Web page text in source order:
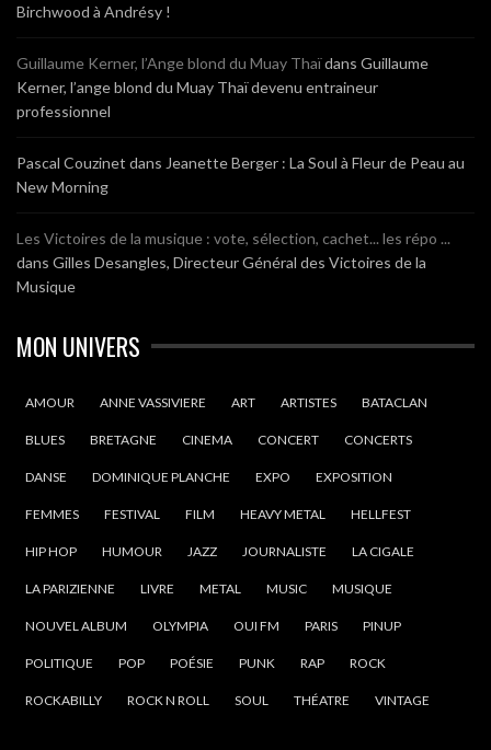
Birchwood à Andrésy !
Guillaume Kerner, l’Ange blond du Muay Thaïdans Guillaume
Kerner, l’ange blond du Muay Thaï devenu entraineur
professionnel
Pascal Couzinet dans Jeanette Berger : La Soul à Fleur de Peau au
New Morning
Les Victoires de la musique : vote, sélection, cachet... les répo ...
dans Gilles Desangles, Directeur Général des Victoires de la
Musique
MON UNIVERS
AMOUR ANNE VASSIVIERE ART ARTISTES BATACLAN
BLUES BRETAGNE CINEMA CONCERT CONCERTS
DANSE DOMINIQUE PLANCHE EXPO EXPOSITION
FEMMES FESTIVAL FILM HEAVY METAL HELLFEST
HIP HOP HUMOUR JAZZ JOURNALISTE LA CIGALE
LA PARIZIENNE LIVRE METAL MUSIC MUSIQUE
NOUVEL ALBUM OLYMPIA OUI FM PARIS PINUP
POLITIQUE POP POÉSIE PUNK RAP ROCK
ROCKABILLY ROCK N ROLL SOUL THÉATRE VINTAGE